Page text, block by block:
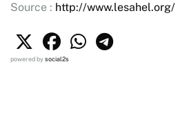
Source : http://www.lesahel.org/
powered bysocial2s